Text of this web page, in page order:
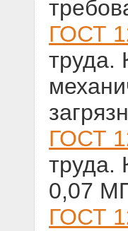
ГОСТ
труда.
ГОСТ
труда.
0,07
ГОСТ